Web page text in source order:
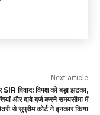
Next article
SIR विवाद: विपक्ष को बड़ा झटका,
और दावे दर्ज करने समयसीमा में
से सुप्रीम कोर्ट ने इनकार किया